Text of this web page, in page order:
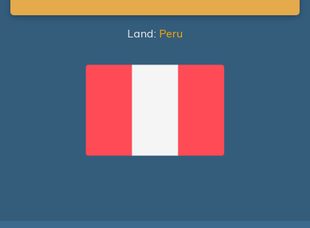
Land: Peru